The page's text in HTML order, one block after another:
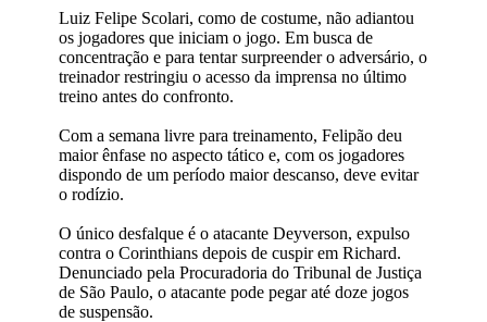
Luiz Felipe Scolari, como de costume, não adiantou
os jogadores que iniciam o jogo. Em busca de
concentração e para tentar surpreender o adversário, o
treinador restringiu o acesso da imprensa no último
treino antes do confronto.
Com a semana livre para treinamento, Felipão deu
maior ênfase no aspecto tático e, com os jogadores
dispondo de um período maior descanso, deve evitar
o rodízio.
O único desfalque é o atacante Deyverson, expulso
contra o Corinthians depois de cuspir em Richard.
Denunciado pela Procuradoria do Tribunal de Justiça
de São Paulo, o atacante pode pegar até doze jogos
de suspensão.